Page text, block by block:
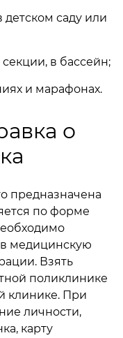
детском саду или
в бассейн;
и марафонах.
о
предназначена
по форме
медицинскую
Взять
поликлинике
клинике. При
личности,
карту